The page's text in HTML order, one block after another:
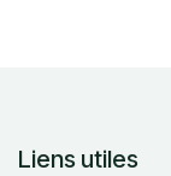
Liens utiles